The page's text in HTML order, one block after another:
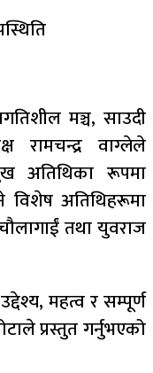
मञ्च, साउदी
रामचन्द्र वाग्लेले
अतिथिका रूपमा
विशेष अतिथिहरूमा
तथा युवराज
महत्व र सम्पूर्ण
प्रस्तुत गर्नुभएको